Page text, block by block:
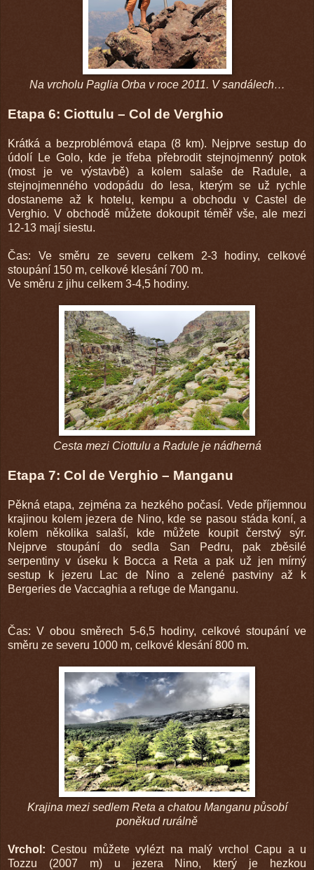
Na vrcholu Paglia Orba v roce 2011. V sandálech…
Etapa 6: Ciottulu – Col de Verghio
Krátká a bezproblémová etapa (8 km). Nejprve sestup do
údolí Le Golo, kde je třeba přebrodit stejnojmenný potok
(most je ve výstavbě) a kolem salaše de Radule, a
stejnojmenného vodopádu do lesa, kterým se už rychle
dostaneme až k hotelu, kempu a obchodu v Castel de
Verghio. V obchodě můžete dokoupit téměř vše, ale mezi
12-13 mají siestu.
Čas: Ve směru ze severu celkem 2-3 hodiny, celkové
stoupání 150 m, celkové klesání 700 m.
Ve směru z jihu celkem 3-4,5 hodiny.
Cesta mezi Ciottulu a Radule je nádherná
Etapa 7: Col de Verghio – Manganu
Pěkná etapa, zejména za hezkého počasí. Vede příjemnou
krajinou kolem jezera de Nino, kde se pasou stáda koní, a
kolem několika salaší, kde můžete koupit čerstvý sýr.
Nejprve stoupání do sedla San Pedru, pak zběsilé
serpentiny v úseku k Bocca a Reta a pak už jen mírný
sestup k jezeru Lac de Nino a zelené pastviny až k
Bergeries de Vaccaghia a refuge de Manganu.
Čas: V obou směrech 5-6,5 hodiny, celkové stoupání ve
směru ze severu 1000 m, celkové klesání 800 m.
Krajina mezi sedlem Reta a chatou Manganu působí
poněkud rurálně
Vrchol: Cestou můžete vylézt na malý vrchol Capu a u
Tozzu (2007 m) u jezera Nino, který je hezkou